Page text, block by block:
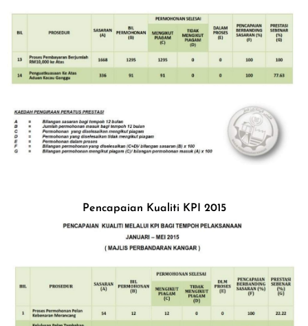
Pencapaian Kualiti KPI 2015